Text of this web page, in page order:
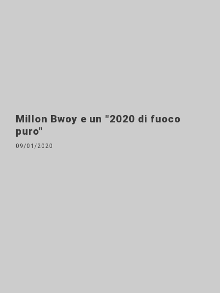
Millon Bwoy e un "2020 di fuoco
puro"
09/01/2020